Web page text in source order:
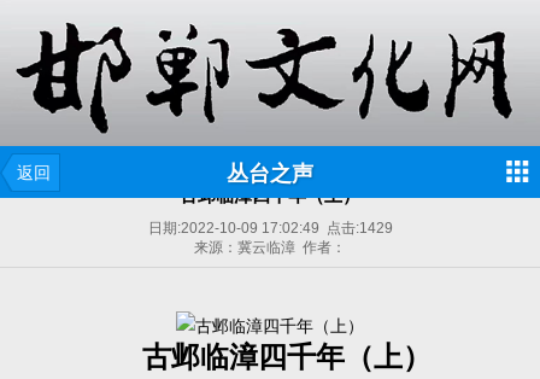
返回 丛台之声
古邺临漳四千年（上）
日期:2022-10-09 17:02:49 点击:1429
来源：冀云临漳 作者：
古邺临漳四千年（上）